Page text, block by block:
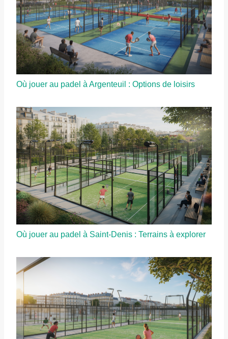
Où jouer au padel à Argenteuil : Options de loisirs
Où jouer au padel à Saint-Denis : Terrains à explorer